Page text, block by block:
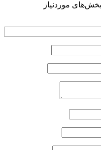
بخش‌های موردنیاز